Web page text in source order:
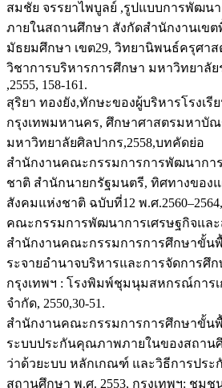
สมชัย จรรยาไพบูลย์ ,รูปแบบการพัฒน
ภายในสถานศึกษา สังกัดสำนักงานเข
มัธยมศึกษา เขต29, วิทยานิพนธ์ครุศา
วิชาการบริหารการศึกษา มหาวิทยาลั
,2555, 158-161.
สุริยา ทองยัง,ทักษะของผู้บริหารโรงเรี
กรุงเทพมหานคร, ศึกษาศาสตรมหาบั
มหาวิทยาลัยศิลปากร,2558,บทคัดย่อ
สำนักงานคณะกรรมการการพัฒนากา
ชาติ สำนักนายกรัฐมนตรี, ทิศทางของ
สังคมแห่งชาติ ฉบับที่12 พ.ศ
คณะกรรมการพัฒนาการเศรษฐกิจและ
สำนักงานคณะกรรมการการศึกษาขั้น
ระจายอำนาจบริหารและการจัดการศึ
กรุงเทพฯ : โรงพิมพ์ชุมนุมสหกรณ์การ
จำกัด, 2550,30-51.
สํานักงานคณะกรรมการการศึกษาขั้น
ระบบประกันคุณภาพภายในของสถาน
ว่าด้วยะบบ หลักเกณฑ์ และวิธีการปร
สถานศึกษา พ.ศ. 2553, กรุงเทพฯ: ชุม